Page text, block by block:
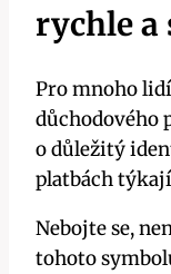
rychle a
Pro mnoho
důchodového
o důležitý
platbách
Nebojte se,
tohoto